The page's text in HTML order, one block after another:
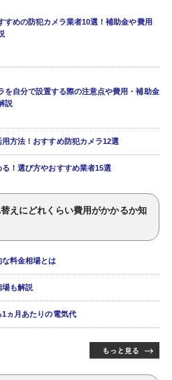
すめの防犯カメラ業者10選！補助金や費用
を自分で設置する際の注意点や費用・補助金
説
方法！おすすめ防犯カメラ12選
！選び方やおすすめ業者15選
えにどれくらい費用がかかるか知
な料金相場とは
場も解説
1ヵ月あたりの電気代